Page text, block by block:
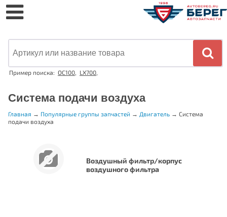
Пример поиска: OC100, LX700,
Система подачи воздуха
Главная → Популярные группы запчастей → Двигатель → Система
подачи воздуха
Воздушный фильтр/корпус
воздушного фильтра